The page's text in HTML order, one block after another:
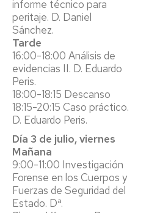
informe técnico para
peritaje. D. Daniel
Sánchez.
Tarde
16:00-18:00 Análisis de
evidencias II. D. Eduardo
Peris.
18:00-18:15 Descanso
18:15-20:15 Caso práctico.
D. Eduardo Peris.
Día 3 de julio, viernes
Mañana
9:00-11:00 Investigación
Forense en los Cuerpos y
Fuerzas de Seguridad del
Estado. Dª.